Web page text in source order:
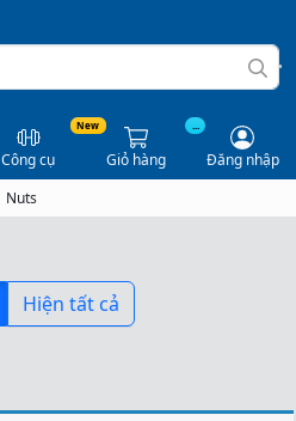
New
Công cụ
...
Giỏ hàng
Đăng nhập
Nuts
Hiện tất cả